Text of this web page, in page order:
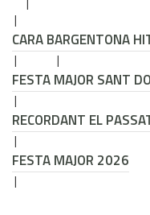
CARA BARGENTONA
FESTA MAJOR SANT
RECORDANT EL
FESTA MAJOR 2026